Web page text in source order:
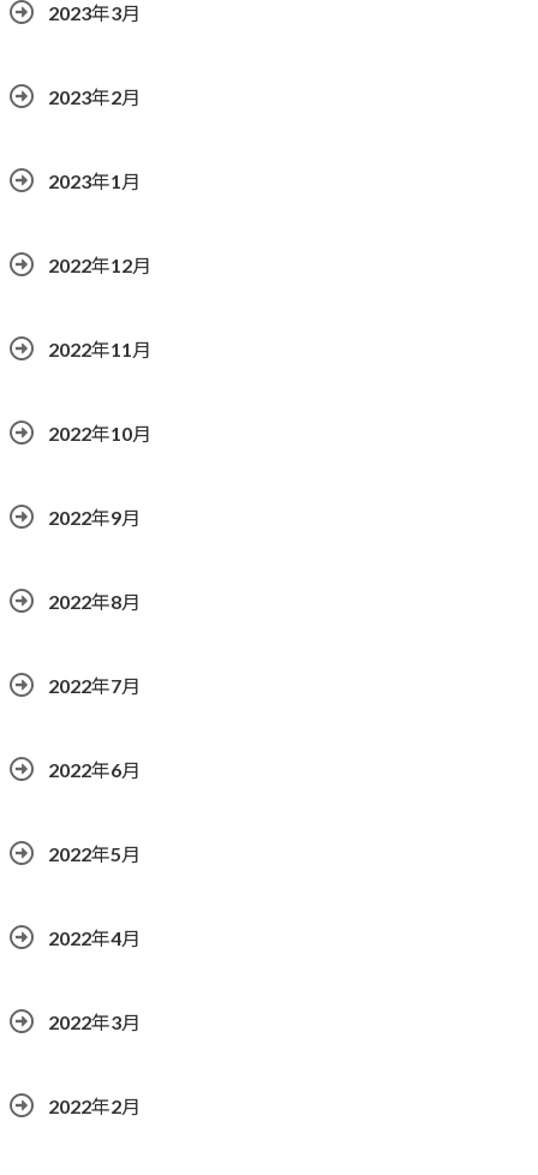
2023年3月
2023年2月
2023年1月
2022年12月
2022年11月
2022年10月
2022年9月
2022年8月
2022年7月
2022年6月
2022年5月
2022年4月
2022年3月
2022年2月